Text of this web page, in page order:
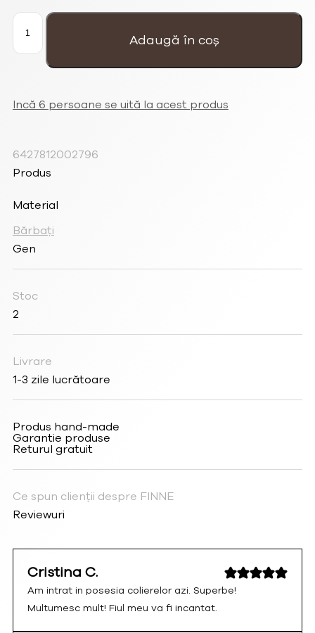
Cantitate
pentru
mat
negru
cu
metal
Adaugă în coș
Incă 6 persoane se uită la acest produs
6427812002796
Produs
Material
Bărbați
Gen
Stoc
2
Livrare
1-3 zile lucrătoare
Produs hand-made
Garantie produse
Returul gratuit
Ce spun clienții despre FINNE
Reviewuri
Cristina C.
Am intrat in posesia colierelor azi. Superbe!
Multumesc mult! Fiul meu va fi incantat.